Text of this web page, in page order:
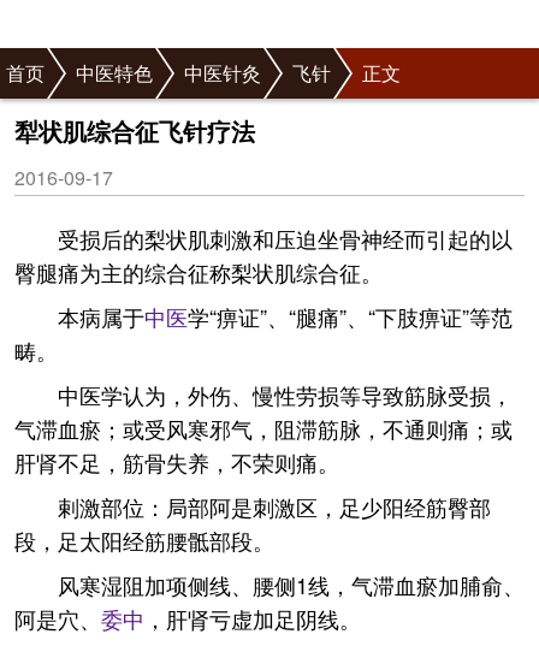
首页 中医特色 中医针灸 飞针 正文
犁状肌综合征飞针疗法
2016-09-17
受损后的梨状肌刺激和压迫坐骨神经而引起的以
臀腿痛为主的综合征称梨状肌综合征。
本病属于中医学“痹证”、“腿痛”、“下肢痹证”等范
畴。
中医学认为，外伤、慢性劳损等导致筋脉受损，
气滞血瘀；或受风寒邪气，阻滞筋脉，不通则痛；或
肝肾不足，筋骨失养，不荣则痛。
剌激部位：局部阿是刺激区，足少阳经筋臀部
段，足太阳经筋腰骶部段。
风寒湿阻加项侧线、腰侧1线，气滞血瘀加脯俞、
阿是穴、 委中 ，肝肾亏虚加足阴线。